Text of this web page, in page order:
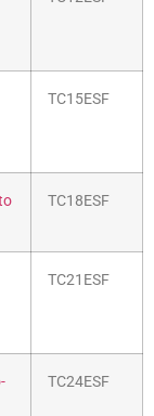
TC15ESF
TC18ESF
TC21ESF
TC24ESF